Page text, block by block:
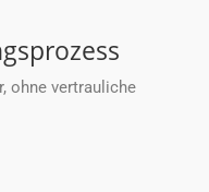
ohne vertrauliche